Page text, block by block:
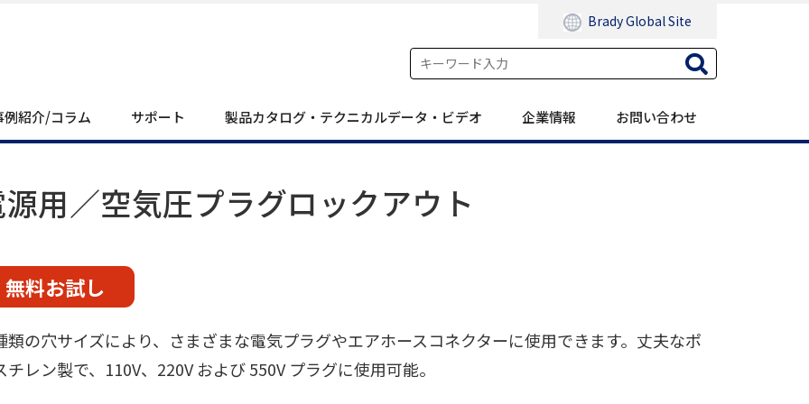
Brady Global Site
例紹介/コラム サポート 製品カタログ・テクニカルデータ・ビデオ 企業情報 お問い合わせ
用／空気圧プラグロックアウト
無料お試し
類の穴サイズにより、さまざまな電気プラグやエアホースコネクターに使用できます。丈夫なポ
チレン製で、110V、220V および 550V プラグに使用可能。